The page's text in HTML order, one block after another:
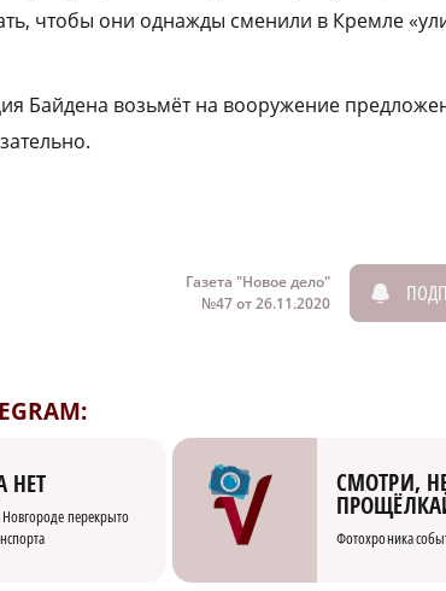
чтобы они однажды сменили в Кремле
Байдена возьмёт на вооружение
Газета "Новое дело"
№47 от 26.11.2020
НЕТ
перекрыто
СМОТРИ,
Фотохроника